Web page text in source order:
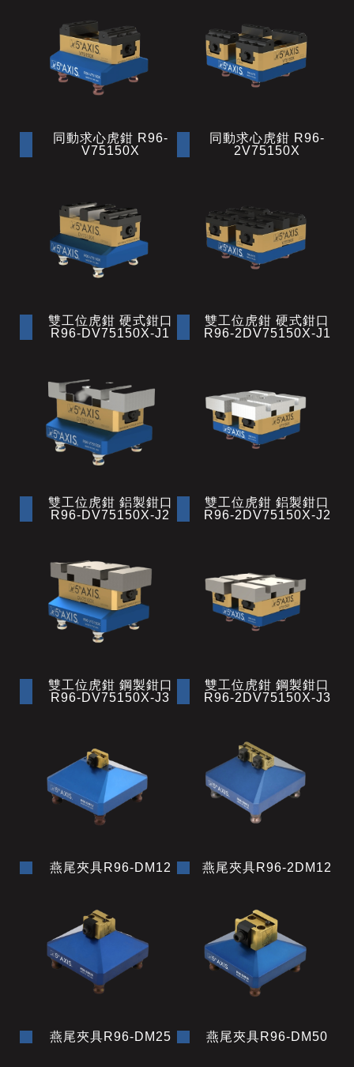
同動求心虎鉗 R96-
V75150X
同動求心虎鉗 R96-
2V75150X
雙工位虎鉗 硬式鉗口
R96-DV75150X-J1
雙工位虎鉗 硬式鉗口
R96-2DV75150X-J1
雙工位虎鉗 鋁製鉗口
R96-DV75150X-J2
雙工位虎鉗 鋁製鉗口
R96-2DV75150X-J2
雙工位虎鉗 鋼製鉗口
R96-DV75150X-J3
雙工位虎鉗 鋼製鉗口
R96-2DV75150X-J3
燕尾夾具R96-DM12 燕尾夾具R96-2DM12
燕尾夾具R96-DM25 燕尾夾具R96-DM50